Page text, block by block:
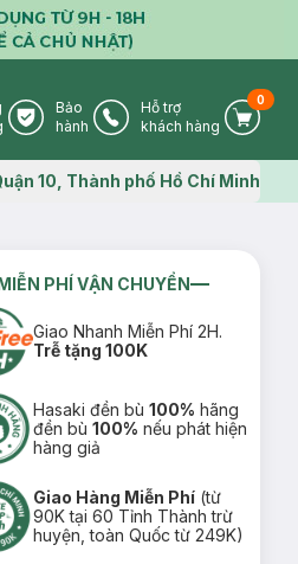
Warranty Icon
Bảo
hành
Phone Icon
Hỗ trợ
khách hàng
Cart
0
Map icon
10, Thành phố Hồ Chí Minh
PHÍ VẬN CHUYỂN
Giao Nhanh Miễn Phí 2H.
Trễ tặng 100K
Hasaki đền bù100% hãng
đền bù100% nếu phát hiện
hàng giả
Giao Hàng Miễn Phí (từ
90K tại 60 Tỉnh Thành trừ
huyện, toàn Quốc từ 249K)